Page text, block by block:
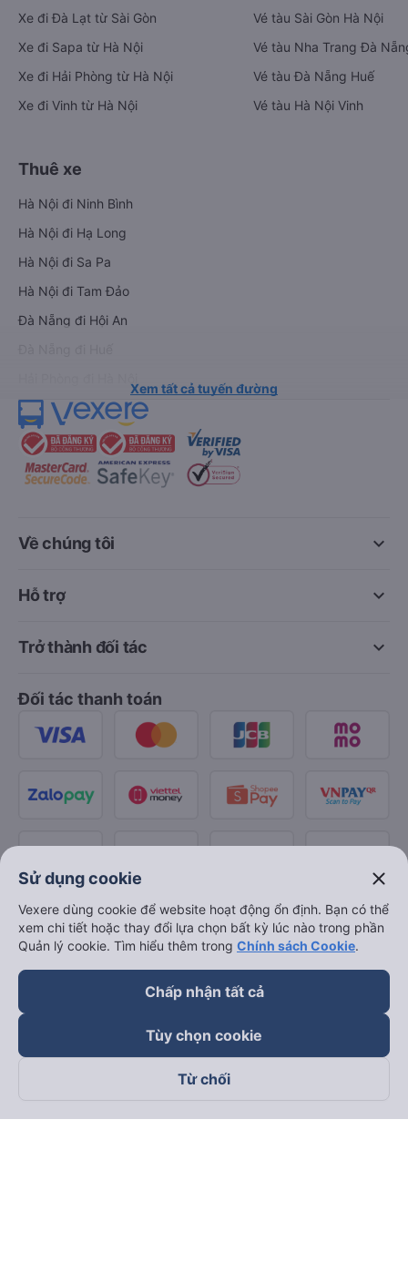
Xe đi Đà Lạt từ Sài Gòn
Xe đi Sapa từ Hà Nội
Xe đi Hải Phòng từ Hà Nội
Xe đi Vinh từ Hà Nội
Vé tàu Sài Gòn Hà Nội
Vé tàu Nha Trang Đà
Vé tàu Đà Nẵng Huế
Vé tàu Hà Nội Vinh
Thuê xe
Hà Nội đi Ninh Bình
Hà Nội đi Hạ Long
Hà Nội đi Sa Pa
Hà Nội đi Tam Đảo
Đà Nẵng đi Hội An
Xem tất cả tuyến đường
keyboard_arrow_down
Về chúng tôi
keyboard_arrow_down
Hỗ trợ
keyboard_arrow_down
Trở thành đối tác
Đối tác thanh toán
Theo dõi chúng tôi trên
Sử dụng cookie close
Vexere dùng cookie để website hoạt động ổn định. Bạn có thể
xem chi tiết hoặc thay đổi lựa chọn bất kỳ lúc nào trong phần
Quản lý cookie. Tìm hiểu thêm trong Chính sách Cookie.
Chấp nhận tất cả
Tùy chọn cookie
Từ chối